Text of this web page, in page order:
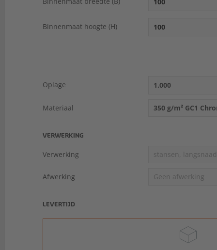
Binnenmaat hoogte (H)
Oplage 1.000
Materiaal 350 g/m² GC1
VERWERKING
Verwerking stansen,
Afwerking Geen afwerking
LEVERTIJD